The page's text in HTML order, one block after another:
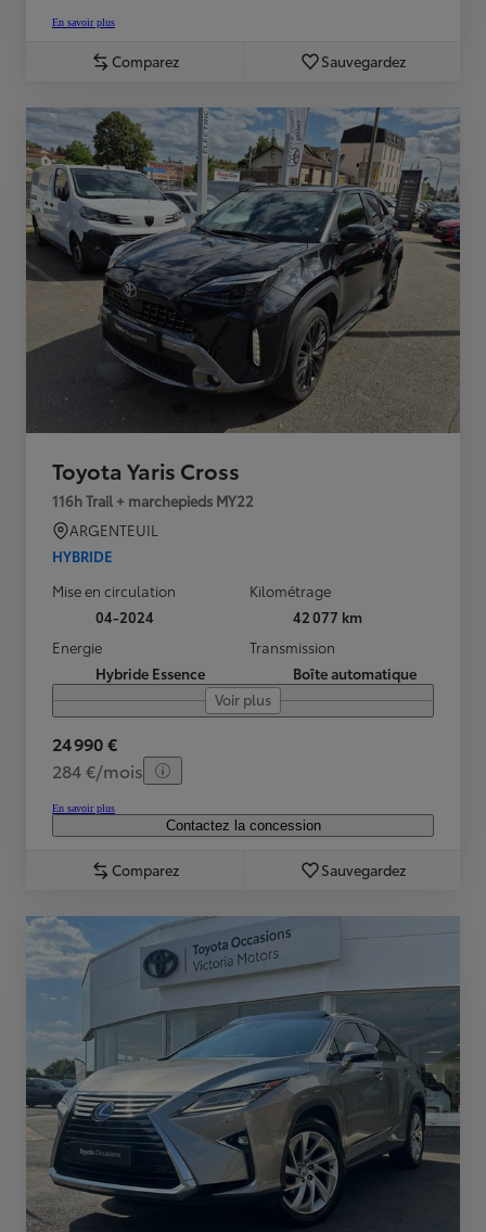
En savoir plus
Comparez Sauvegardez
Toyota Yaris Cross
116h Trail + marchepieds MY22
ARGENTEUIL
HYBRIDE
Mise en circulation
04-2024
Kilométrage
42 077 km
Energie
Hybride Essence
Transmission
Boîte automatique
Voir plus
24 990 €
284 €/mois
En savoir plus
Contactez la concession
Comparez Sauvegardez